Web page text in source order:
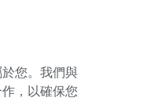
您。我們與
，以確保您